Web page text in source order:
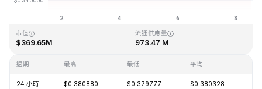
市值
$369.65M
流通供應量
973.47 M
週期 最高 最低 平均
24 小時 $0.380880 $0.379777 $0.380328